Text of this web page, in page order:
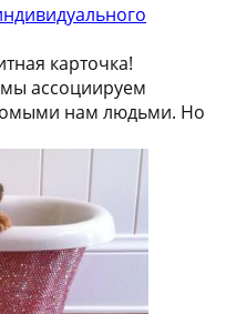
карточка!
мы ассоциируем
нам людьми. Но